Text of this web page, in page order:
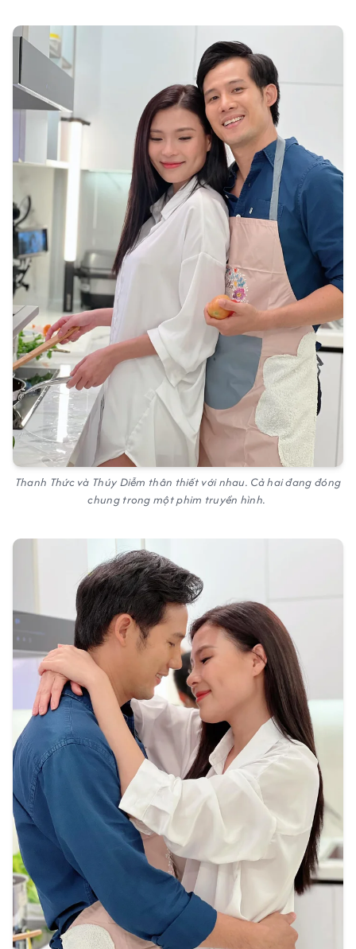
Thanh Thức và Thúy Diễm thân thiết với nhau. Cả hai đang đóng
chung trong một phim truyền hình.